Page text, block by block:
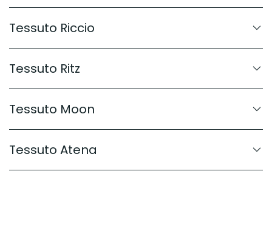
Tessuto Riccio
Tessuto Ritz
Tessuto Moon
Tessuto Atena